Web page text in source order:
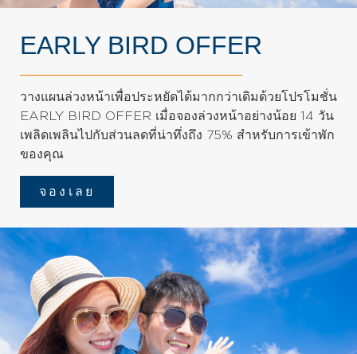
EARLY BIRD OFFER
วางแผนล่วงหน้าเพื่อประหยัดได้มากกว่าเดิมด้วยโปรโมชั่น
EARLY BIRD OFFER เมื่อจองล่วงหน้าอย่างน้อย 14 วัน
เพลิดเพลินไปกับส่วนลดที่น่าทึ่งถึง 75% สำหรับการเข้าพัก
ของคุณ
จองเลย